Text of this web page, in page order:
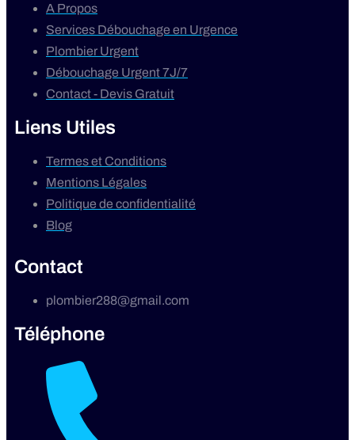
A Propos
Services Débouchage en Urgence
Plombier Urgent
Débouchage Urgent 7J/7
Contact - Devis Gratuit
Liens Utiles
Termes et Conditions
Mentions Légales
Politique de confidentialité
Blog
Contact
plombier288@gmail.com
Téléphone